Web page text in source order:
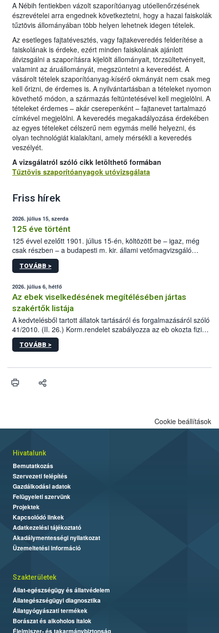
A Nébih fentiekben vázolt szaporítóanyag utóellenőrzésének
észrevételei arra engednek következtetni, hogy a hazai faiskolák
tűztövis állományában több helyen lehetnek idegen tételek.
Az esetleges fajtatévesztés, vagy fajtakeveredés felderítése a
faiskolának is érdeke, ezért minden faiskolának ajánlott
átvizsgálni a szaporításra kijelölt állományait, törzsültetvényeit,
valamint az áruállományát, megszüntetni a keveredést. A
vásárolt tételek szaporítóanyag-kísérő okmányát nem csak meg
kell őrizni, de érdemes is. A nyilvántartásban a tételeket nyomon
követhető módon, a származás feltüntetésével kell megjelölni. A
tételeket érdemes – akár cserepenként – fajtanevet tartalmazó
címkével megjelölni. A keveredés megakadályozása érdekében
az egyes tételeket célszerű nem egymás mellé helyezni, és
olyan technológiát kialakítani, amely mérsékli a keveredés
veszélyét.
A vizsgálatról szóló cikk letölthető formában
Tűztövis szaporítóanyagok utóvizsgálata
Friss hírek
2026. július 15, szerda
125 éve történt
125 évvel ezelőtt 1901. július 15-én, költözött be – igaz, még
csak részben – a budapesti m. kir. állami vetőmagvizsgáló
állomás a Kis Rókus utca 15. szám alatti, Czigler Győző által
tervezett új épületébe.
TOVÁBB >
2026. július 6, hétfő
Az ebek viselkedésének megítélésében jártas
szakértők listája
A kedvtelésből tartott állatok tartásáról és forgalmazásáról szóló
41/2010. (II. 26.) Korm.rendelet szabályozza az eb okozta fizikai
sérülés, illetve ennek veszélye keletkezésekor felmerülő
hatósági feladatokat, valamint a veszélyes eb tartását és annak
vonni az ebek viselkedésének megítélésében jártas szakértőt.
TOVÁBB >
Cookie beállítások
Hivatalunk
Bemutatkozás
Szervezeti felépítés
Gazdálkodási adatok
Felügyeleti szervünk
Projektek
Kapcsolódó linkek
Adatkezelési tájékoztató
Akadálymentességi nyilatkozat
Üzemeltetési információ
Szakterületek
Állat-egészségügy és állatvédelem
Állategészségügyi diagnosztika
Állatgyógyászati termékek
Borászat és alkoholos italok
Élelmiszer- és takarmánybiztonság